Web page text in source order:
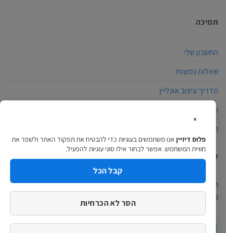
תמיכה
החשבון שלי
שאלות נפוצות
מדריך עיצוב אונליין
הצהרת נגישות
תקנון האתר
למה לבחור פלוס דיזיין?
פלוס דיזיין הינה חברת הדפוס המתקדמת בארץ, באתרינו תוכלו למצוא
מגוון מוצרים ומערכת עיצוב אונליין מקצועית ופשוטה…
המשך לקרוא >
×
פלוס דיזיין אנו משתמשים בעוגיות כדי להבטיח את תפקוד האתר ולשפר את
חוויית המשתמש. אפשר לבחור אילו סוגי עוגיות להפעיל.
קבל הכל
הסר לא הכרחיות